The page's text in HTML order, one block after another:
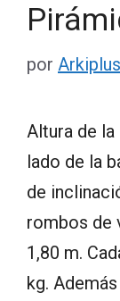
por Arkiplus
Altura de
lado de la
de
rombos de
1,80 m.
kg.